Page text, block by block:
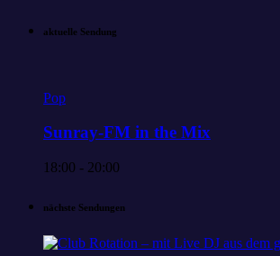
aktuelle Sendung
Pop
Sunray-FM in the Mix
18:00 - 20:00
nächste Sendungen